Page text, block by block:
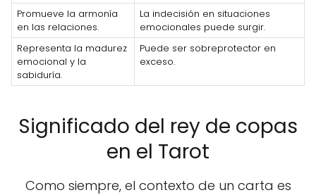
Promueve la armonía
en las relaciones.
La indecisión en situaciones
emocionales puede surgir.
Representa la madurez
emocional y la
sabiduría.
Puede ser sobreprotector en
exceso.
Significado del rey de copas
en el Tarot
Como siempre, el contexto de un carta es